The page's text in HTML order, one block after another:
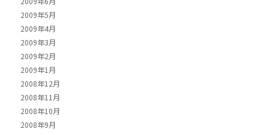
2009年5月
2009年4月
2009年3月
2009年2月
2009年1月
2008年12月
2008年11月
2008年10月
2008年9月